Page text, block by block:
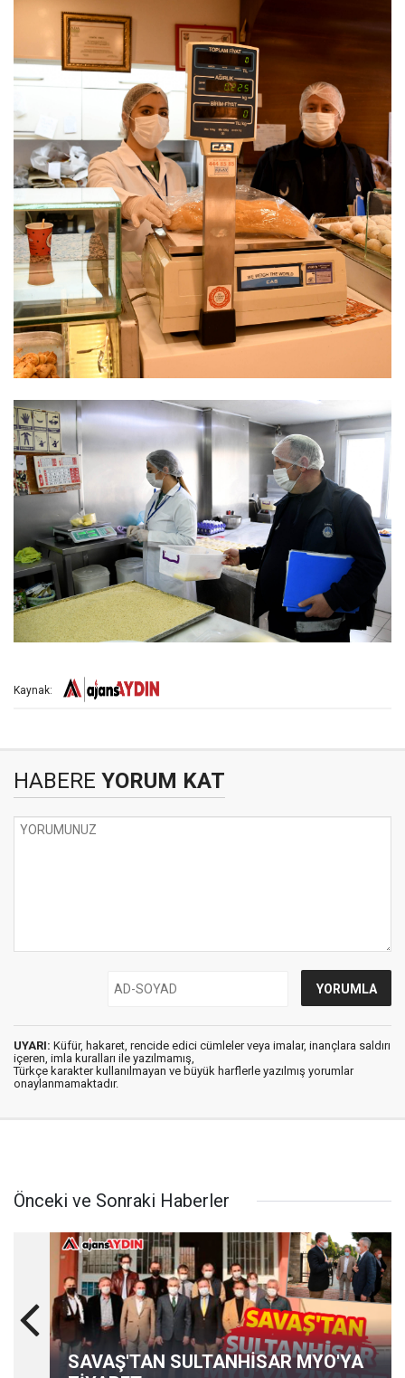
Kaynak:
HABERE YORUM KAT
UYARI: Küfür, hakaret, rencide edici cümleler veya imalar, inançlara saldırı
içeren, imla kuralları ile yazılmamış,
Türkçe karakter kullanılmayan ve büyük harflerle yazılmış yorumlar
onaylanmamaktadır.
Önceki ve Sonraki Haberler
SAVAŞ'TAN SULTANHİSAR MYO'YA